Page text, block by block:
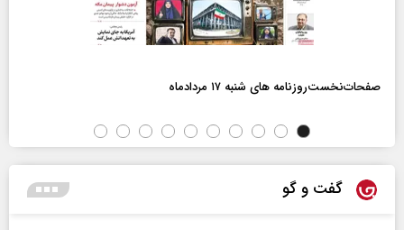
صفحات‌نخست‌روزنامه ها‌ی شنبه ۱۷ مردادماه
گفت و گو